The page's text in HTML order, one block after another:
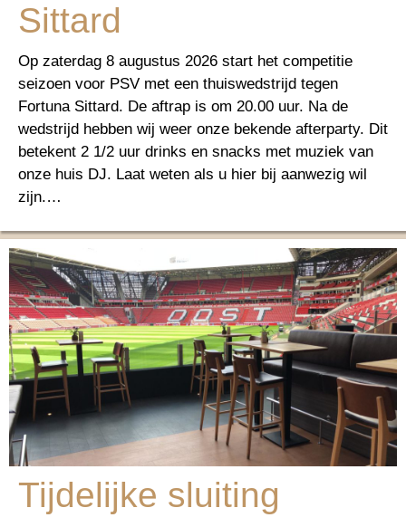
Sittard
Op zaterdag 8 augustus 2026 start het competitie
seizoen voor PSV met een thuiswedstrijd tegen
Fortuna Sittard. De aftrap is om 20.00 uur. Na de
wedstrijd hebben wij weer onze bekende afterparty. Dit
betekent 2 1/2 uur drinks en snacks met muziek van
onze huis DJ. Laat weten als u hier bij aanwezig wil
zijn.…
Tijdelijke sluiting